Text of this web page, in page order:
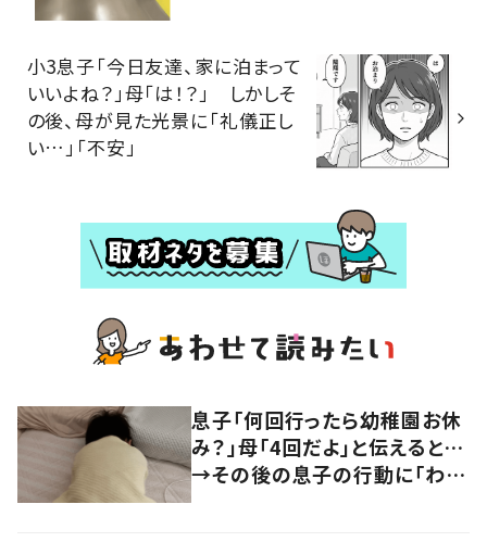
小3息子「今日友達、家に泊まって
いいよね？」母「は！？」 しかしそ
の後、母が見た光景に「礼儀正し
い…」「不安」
息子「何回行ったら幼稚園お休
み？」母「4回だよ」と伝えると…
→その後の息子の行動に「わか